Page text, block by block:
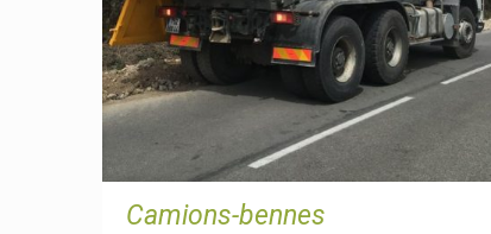
Camions-bennes